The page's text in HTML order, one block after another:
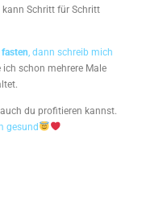
Schritt für Schritt
, dann schreib mich
schon mehrere Male
du profitieren kannst.
gesund